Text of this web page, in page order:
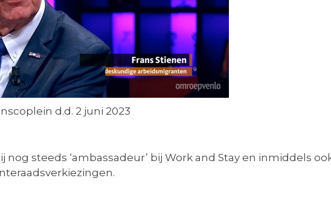
d.d. 2 juni 2023
nog steeds ‘ambassadeur’ bij Work and Stay en inmiddels